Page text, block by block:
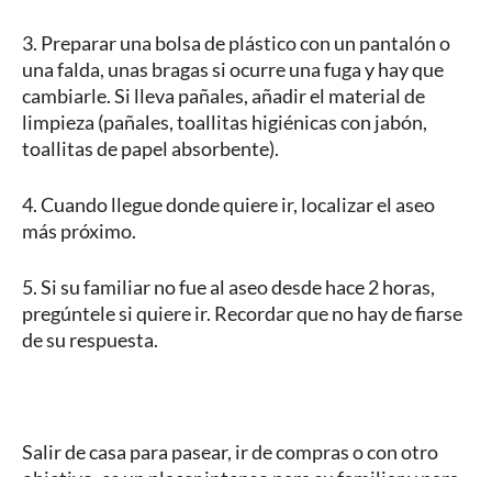
3. Preparar una bolsa de plástico con un pantalón o
una falda, unas bragas si ocurre una fuga y hay que
cambiarle. Si lleva pañales, añadir el material de
limpieza (pañales, toallitas higiénicas con jabón,
toallitas de papel absorbente).
4. Cuando llegue donde quiere ir, localizar el aseo
más próximo.
5. Si su familiar no fue al aseo desde hace 2 horas,
pregúntele si quiere ir. Recordar que no hay de fiarse
de su respuesta.
Salir de casa para pasear, ir de compras o con otro